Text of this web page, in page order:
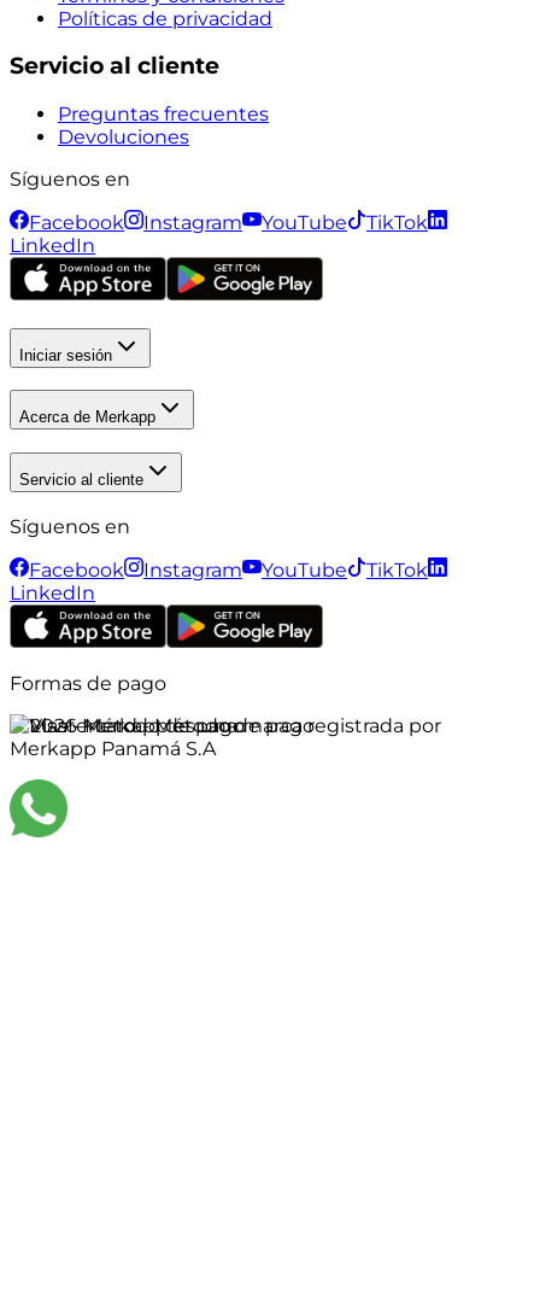
Políticas de privacidad
Servicio al cliente
Preguntas frecuentes
Devoluciones
Síguenos en
Facebook
Instagram YouTube
TikTok
LinkedIn
Iniciar sesión
Acerca de Merkapp
Servicio al cliente
Síguenos en
Facebook
Instagram YouTube
TikTok
LinkedIn
Formas de pago
©2026Merkapp es una marca registrada por
Merkapp Panamá S.A